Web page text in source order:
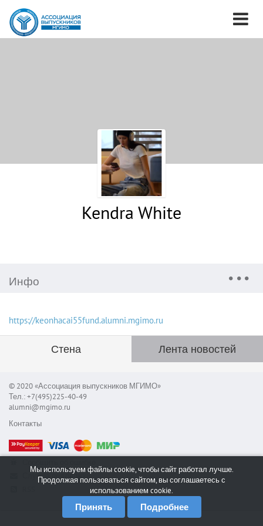
Kendra White
Инфо
https://keonhacai55fund.alumni.mgimo.ru
Стена Лента новостей
© 2020 «Ассоциация выпускников МГИМО»
Тел.: +7(495)225-40-49
alumni@mgimo.ru
Контакты
Служба поддержки
Мы используем файлы cookie, чтобы сайт работал лучше.
Продолжая пользоваться сайтом, вы соглашаетесь с
использованием cookie.
Принять Подробнее